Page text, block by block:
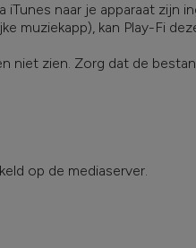
naar je apparaat zijn
muziekapp), kan Play-Fi
niet zien. Zorg dat de
op de mediaserver.